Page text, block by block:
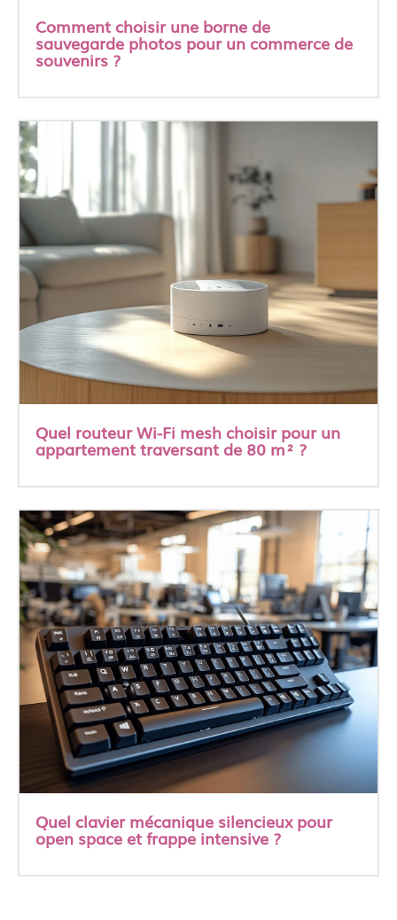
Comment choisir une borne de
sauvegarde photos pour un commerce de
souvenirs ?
Quel routeur Wi-Fi mesh choisir pour un
appartement traversant de 80 m² ?
Quel clavier mécanique silencieux pour
open space et frappe intensive ?